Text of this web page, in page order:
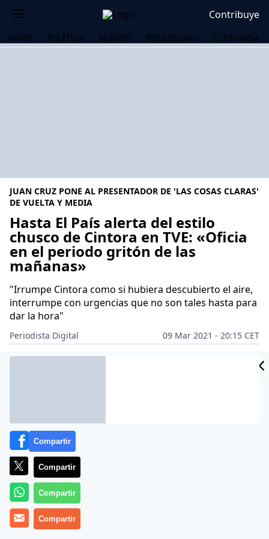
Contribuye
HOME POLÍTICA MUNDO PERIODISMO ECONOMÍA
JUAN CRUZ PONE AL PRESENTADOR DE 'LAS COSAS CLARAS'
DE VUELTA Y MEDIA
Hasta El País alerta del estilo
chusco de Cintora en TVE: «Oficia
en el periodo gritón de las
mañanas»
"Irrumpe Cintora como si hubiera descubierto el aire,
interrumpe con urgencias que no son tales hasta para
dar la hora"
Periodista Digital
09 Mar 2021 - 20:15 CET
Archivado en: PERIODISMO
Compartir
Compartir
Compartir
Compartir